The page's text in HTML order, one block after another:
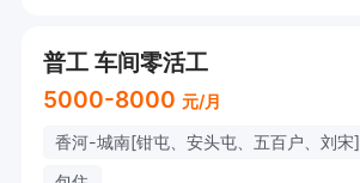
普工 车间零活工
5000-8000 元/月
香河-城南[钳屯、安头屯、五百户、刘宋]